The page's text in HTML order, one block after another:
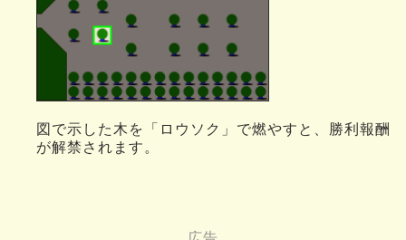
図で示した木を「ロウソク」で燃やすと、勝利報酬
が解禁されます。